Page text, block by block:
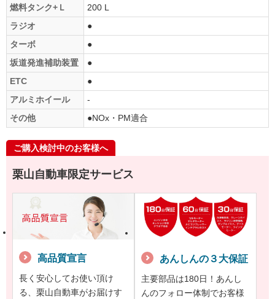
燃料タンク+Ｌ
200 L
ラジオ
●
ターボ
●
坂道発進補助装置
●
ETC
●
アルミホイール
-
その他
●NOx・PM適合
ご購入検討中のお客様へ
栗山自動車限定サービス
高品質宣言
長く安心してお使い頂け
る、栗山自動車がお届けす
あんしんの３大保証
主要部品は180日！あんし
んのフォロー体制でお客様